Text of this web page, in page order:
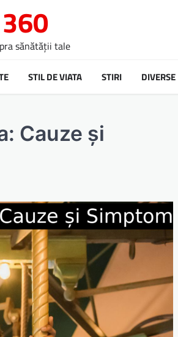
sănătății tale
STIL DE VIATA STIRI DIVERSE
Cauze și